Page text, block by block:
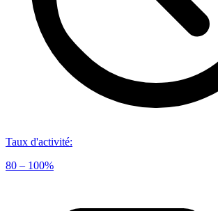
Taux d'activité:
80 – 100%